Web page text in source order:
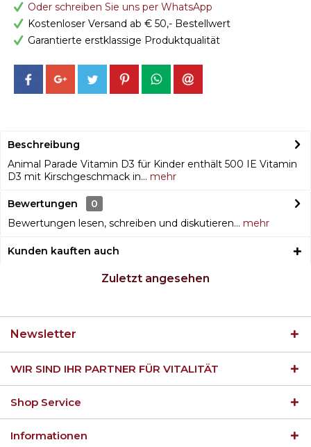
Oder schreiben Sie uns per WhatsApp
Kostenloser Versand ab € 50,- Bestellwert
Garantierte erstklassige Produktqualität
Beschreibung
Animal Parade Vitamin D3 für Kinder enthält 500 IE Vitamin
D3 mit Kirschgeschmack in... mehr
Bewertungen
0
Bewertungen lesen, schreiben und diskutieren... mehr
Kunden kauften auch
Zuletzt angesehen
Newsletter
WIR SIND IHR PARTNER FÜR VITALITÄT
Shop Service
Informationen